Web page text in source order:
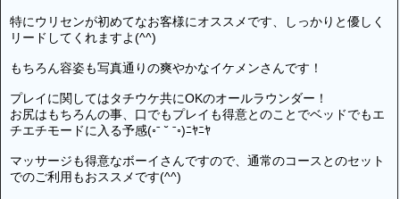
特にウリセンが初めてなお客様にオススメです、しっかりと優しく
リードしてくれますよ(^^)
もちろん容姿も写真通りの爽やかなイケメンさんです！
プレイに関してはタチウケ共にOKのオールラウンダー！
お尻はもちろんの事、口でもプレイも得意とのことでベッドでもエ
チエチモードに入る予感(◦ˉ ˘ ˉ◦)ﾆﾔﾆﾔ
マッサージも得意なボーイさんですので、通常のコースとのセット
でのご利用もおススメです(^^)